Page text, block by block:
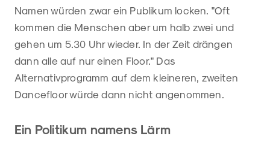
Namen würden zwar ein Publikum locken. "Oft
kommen die Menschen aber um halb zwei und
gehen um 5.30 Uhr wieder. In der Zeit drängen
dann alle auf nur einen Floor." Das
Alternativprogramm auf dem kleineren, zweiten
Dancefloor würde dann nicht angenommen.
Ein Politikum namens Lärm